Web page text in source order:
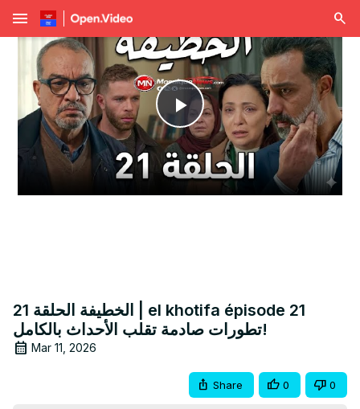
menu
Play
Video
الخطيفة الحلقة 21 | el khotifa épisode 21
تطورات صادمة تقلب الأحداث بالكامل!
Mar 11, 2026
Share 0 0